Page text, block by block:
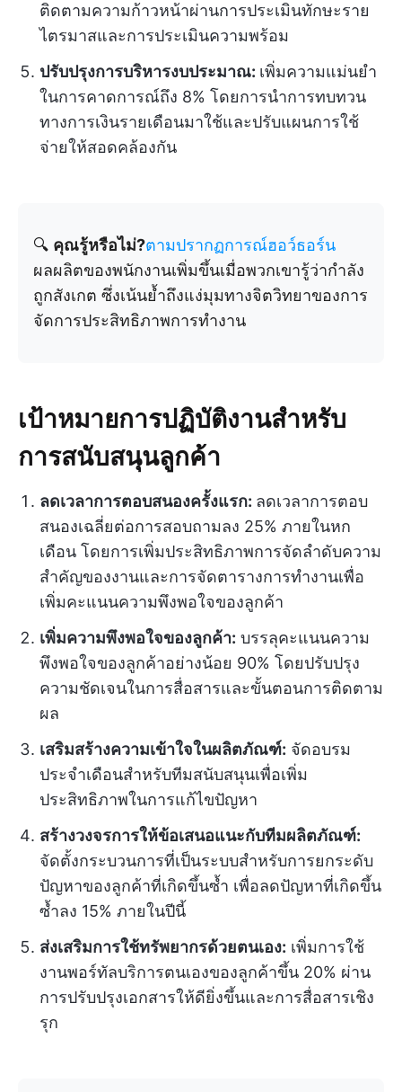
ติดตามความก้าวหน้าผ่านการประเมินทักษะราย
ไตรมาสและการประเมินความพร้อม
ปรับปรุงการบริหารงบประมาณ: เพิ่มความแม่นยำ
ในการคาดการณ์ถึง 8% โดยการนำการทบทวน
ทางการเงินรายเดือนมาใช้และปรับแผนการใช้
จ่ายให้สอดคล้องกัน
🔍 คุณรู้หรือไม่?ตามปรากฏการณ์ฮอว์ธอร์น
ผลผลิตของพนักงานเพิ่มขึ้นเมื่อพวกเขารู้ว่ากำลัง
ถูกสังเกต ซึ่งเน้นย้ำถึงแง่มุมทางจิตวิทยาของการ
จัดการประสิทธิภาพการทำงาน
เป้าหมายการปฏิบัติงานสำหรับ
การสนับสนุนลูกค้า
ลดเวลาการตอบสนองครั้งแรก: ลดเวลาการตอบ
สนองเฉลี่ยต่อการสอบถามลง 25% ภายในหก
เดือน โดยการเพิ่มประสิทธิภาพการจัดลำดับความ
สำคัญของงานและการจัดตารางการทำงานเพื่อ
เพิ่มคะแนนความพึงพอใจของลูกค้า
เพิ่มความพึงพอใจของลูกค้า: บรรลุคะแนนความ
พึงพอใจของลูกค้าอย่างน้อย 90% โดยปรับปรุง
ความชัดเจนในการสื่อสารและขั้นตอนการติดตาม
ผล
เสริมสร้างความเข้าใจในผลิตภัณฑ์: จัดอบรม
ประจำเดือนสำหรับทีมสนับสนุนเพื่อเพิ่ม
ประสิทธิภาพในการแก้ไขปัญหา
สร้างวงจรการให้ข้อเสนอแนะกับทีมผลิตภัณฑ์:
จัดตั้งกระบวนการที่เป็นระบบสำหรับการยกระดับ
ปัญหาของลูกค้าที่เกิดขึ้นซ้ำ เพื่อลดปัญหาที่เกิดขึ้น
ซ้ำลง 15% ภายในปีนี้
ส่งเสริมการใช้ทรัพยากรด้วยตนเอง: เพิ่มการใช้
งานพอร์ทัลบริการตนเองของลูกค้าขึ้น 20% ผ่าน
การปรับปรุงเอกสารให้ดียิ่งขึ้นและการสื่อสารเชิง
รุก